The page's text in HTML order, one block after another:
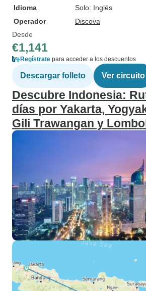
Idioma
Solo: Inglés
Operador
Discova
Desde
€1,141
Regístrate para acceder a los descuentos
Descargar folleto Ver circuito
Descubre Indonesia:
días por Yakarta,
Gili Trawangan y